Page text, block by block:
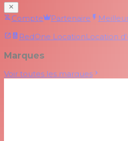
Compte Partenaire
RedOne LocationLocation
Marques
Voir toutes les marques